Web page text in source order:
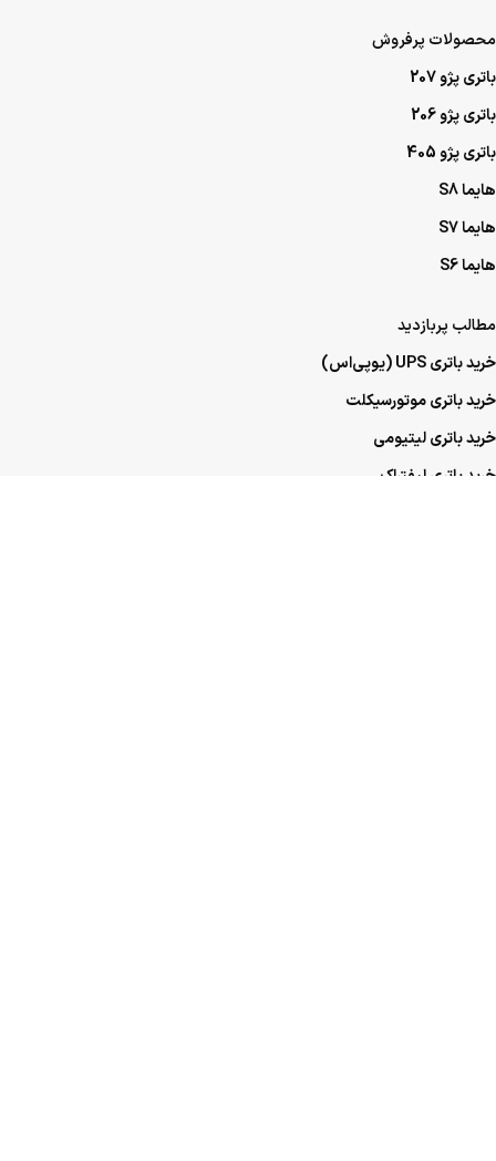
محصولات پرفروش
باتری پژو 207
باتری پژو 206
باتری پژو 405
هایما S8
هایما S7
هایما S6
مطالب پربازدید
خرید باتری UPS (یو‌پی‌اس)
خرید باتری موتورسیکلت
خرید باتری لیتیومی
خرید باتری لیفتراک